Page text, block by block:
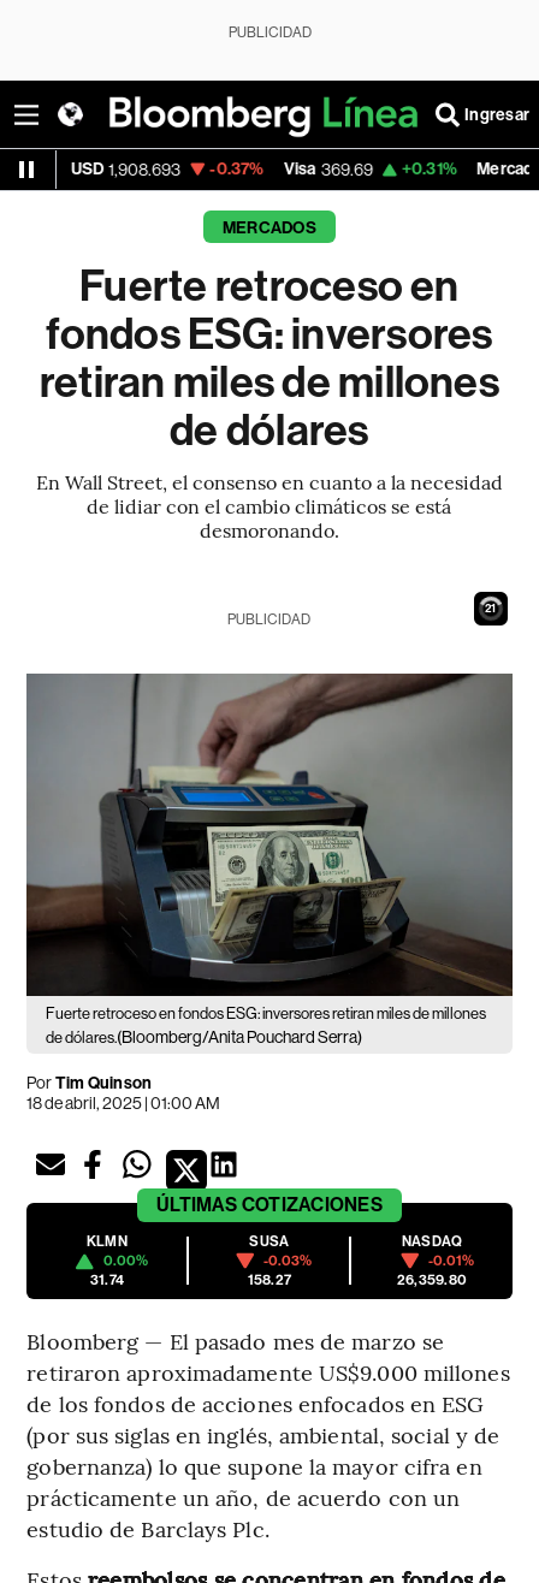
PUBLICIDAD
Ingresar
-0.37% Visa 369.69 +0.31% MercadoLibre 1,814.66
MERCADOS
Fuerte retroceso en
fondos ESG: inversores
retiran miles de millones
de dólares
En Wall Street, el consenso en cuanto a la necesidad
de lidiar con el cambio climáticos se está
desmoronando.
20
PUBLICIDAD
Fuerte retroceso en fondos ESG: inversores retiran miles de millones
de dólares.(Bloomberg/Anita Pouchard Serra)
PorTim Quinson
18 de abril, 2025 | 01:00 AM
ÚLTIMAS COTIZACIONES
KLMN
0.00%
31.74
SUSA
-0.03%
158.27
NASDAQ
-0.01%
26,359.80
Bloomberg — El pasado mes de marzo se
retiraron aproximadamente US$9.000 millones
de los fondos de acciones enfocados en ESG
(por sus siglas en inglés, ambiental, social y de
gobernanza) lo que supone la mayor cifra en
prácticamente un año, de acuerdo con un
estudio de Barclays Plc.